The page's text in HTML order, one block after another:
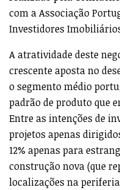
com a Associação
Investidores
A atratividade deste
crescente aposta no
o segmento médio
padrão de produto que
Entre as intenções de
projetos apenas
12% apenas para
construção nova (que
localizações na